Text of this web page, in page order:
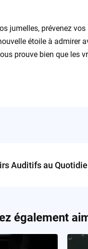
jumelles, prévenez
étoile à admirer
prouve bien que les
Auditifs au
également